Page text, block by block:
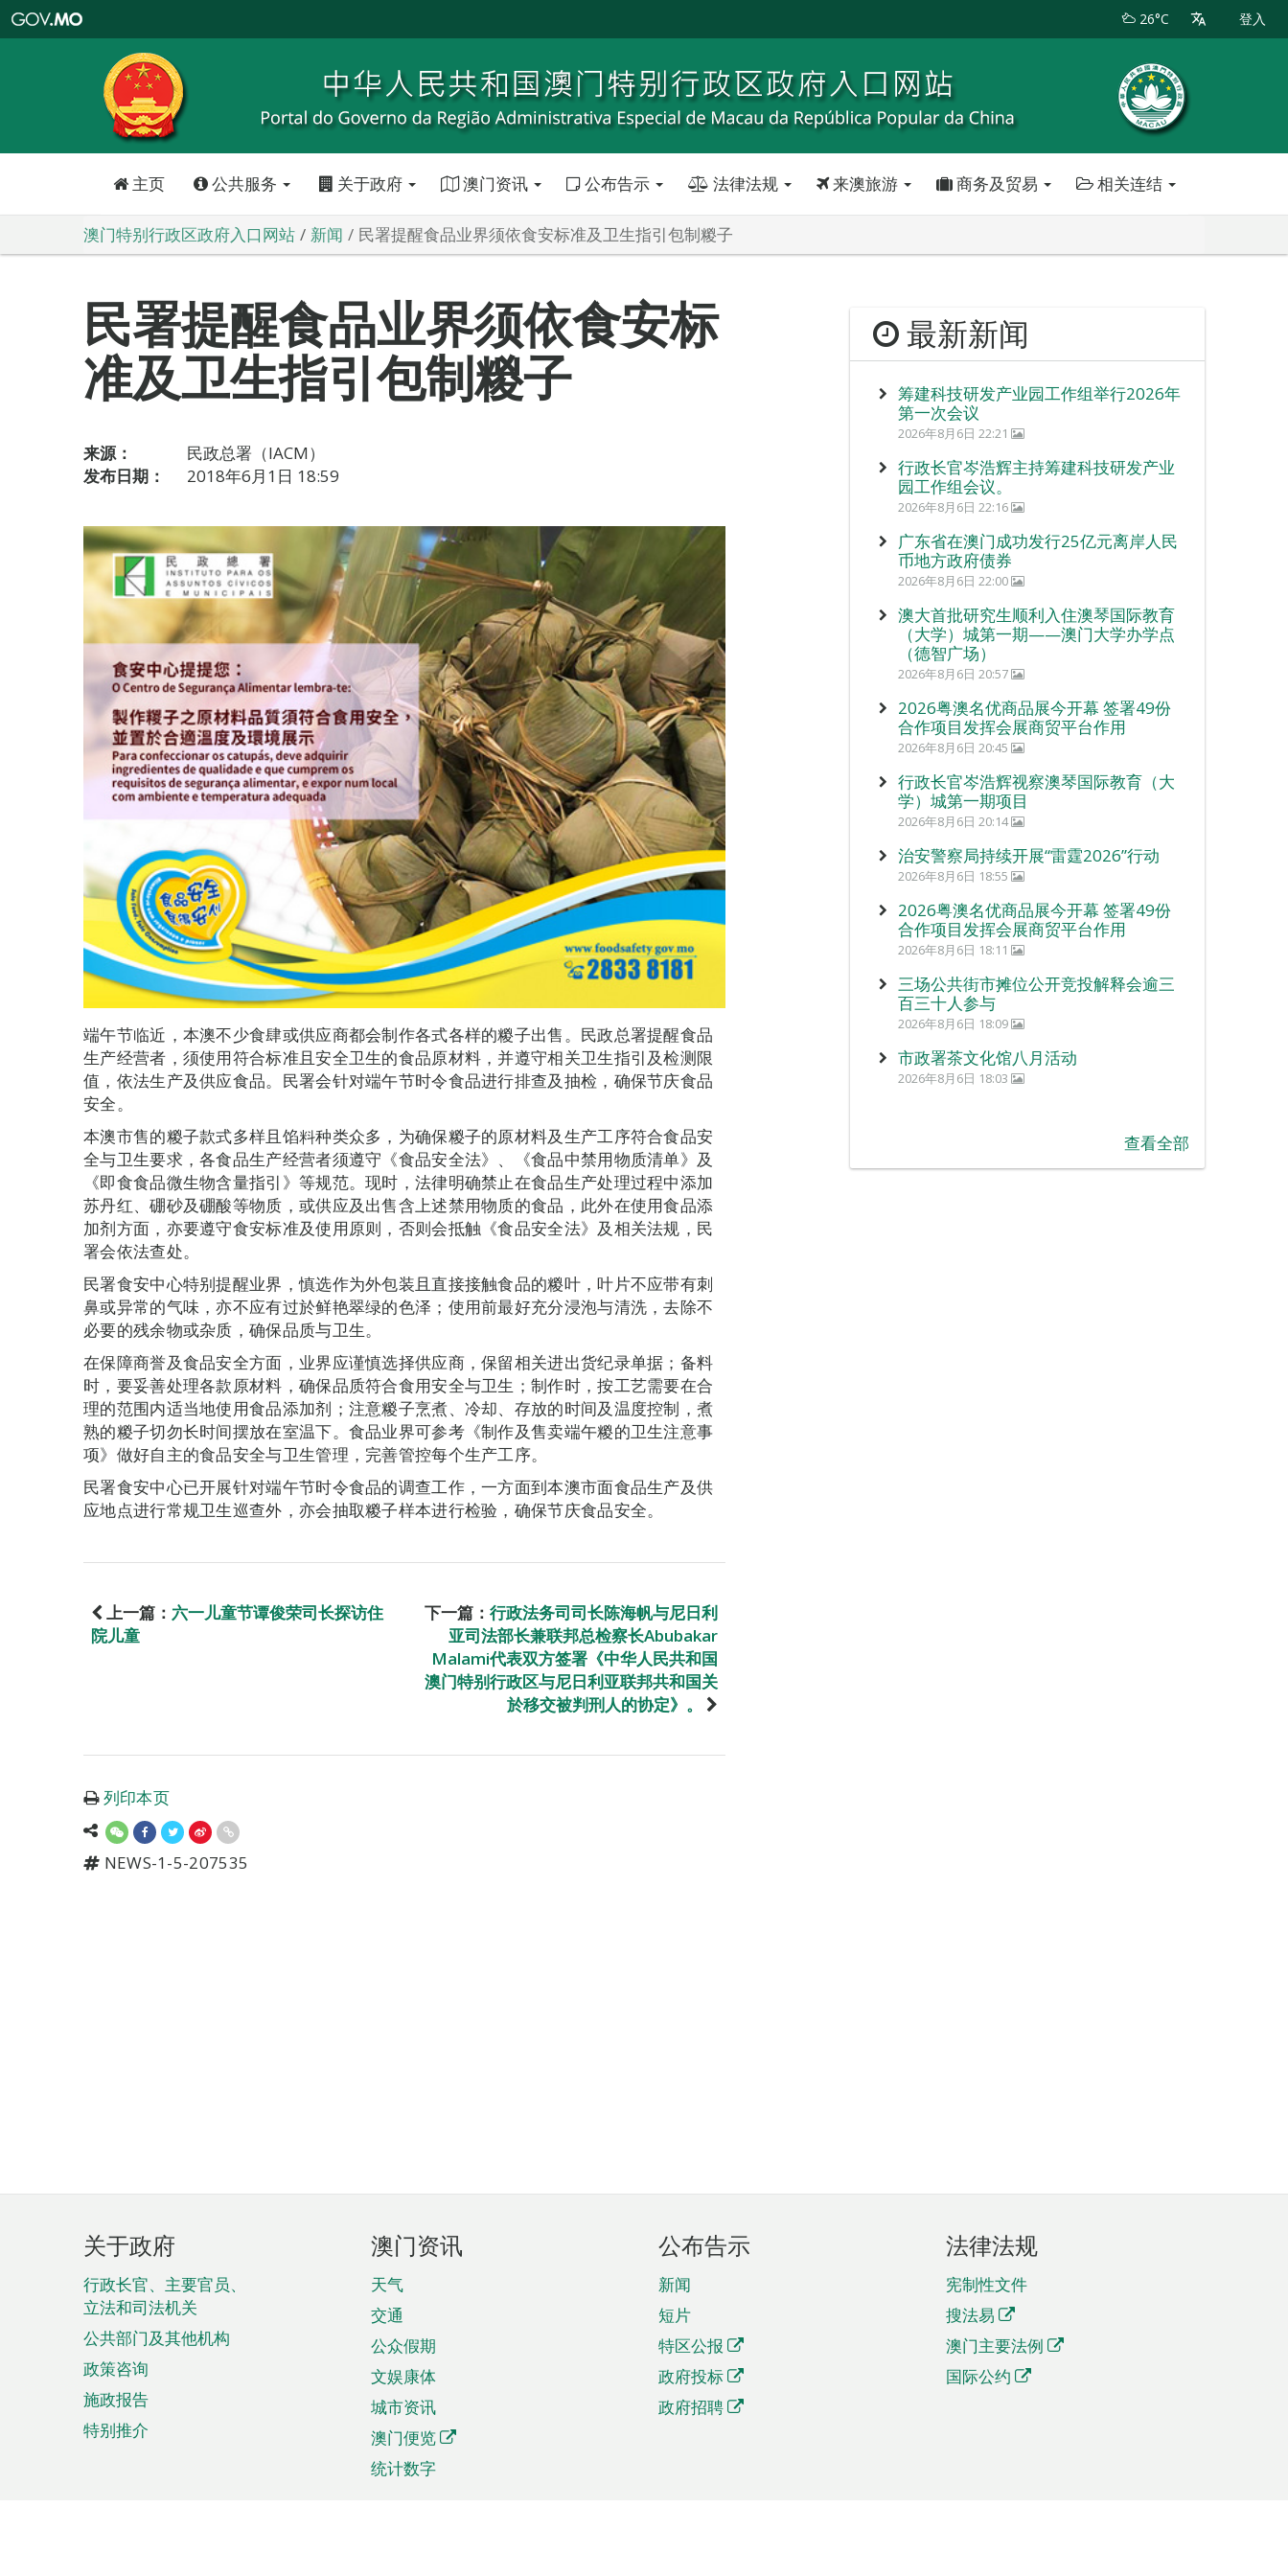
特
政
区
政
口
26°C 登入
主页 公共服务 关于政府 澳门资讯 公布告示 法律法规 来澳旅游 商务及贸易 相关连结
澳门特别行政区政府入口网站 新闻 民署提醒食品业界须依食安标准及卫生指引包制糉子
民署提醒食品业界须依食安标
准及卫生指引包制糉子
来源：
民政总署（IACM）
发布日期：
2018年6月1日 18:59
端午节临近，本澳不少食肆或供应商都会制作各式各样的糉子出售。民政总署提醒食品
生产经营者，须使用符合标准且安全卫生的食品原材料，并遵守相关卫生指引及检测限
值，依法生产及供应食品。民署会针对端午节时令食品进行排查及抽检，确保节庆食品
安全。
本澳市售的糉子款式多样且馅料种类众多，为确保糉子的原材料及生产工序符合食品安
全与卫生要求，各食品生产经营者须遵守《食品安全法》、《食品中禁用物质清单》及
《即食食品微生物含量指引》等规范。现时，法律明确禁止在食品生产处理过程中添加
苏丹红、硼砂及硼酸等物质，或供应及出售含上述禁用物质的食品，此外在使用食品添
加剂方面，亦要遵守食安标准及使用原则，否则会抵触《食品安全法》及相关法规，民
署会依法查处。
民署食安中心特别提醒业界，慎选作为外包装且直接接触食品的糉叶，叶片不应带有刺
鼻或异常的气味，亦不应有过於鲜艳翠绿的色泽；使用前最好充分浸泡与清洗，去除不
必要的残余物或杂质，确保品质与卫生。
在保障商誉及食品安全方面，业界应谨慎选择供应商，保留相关进出货纪录单据；备料
时，要妥善处理各款原材料，确保品质符合食用安全与卫生；制作时，按工艺需要在合
理的范围内适当地使用食品添加剂；注意糉子烹煮、冷却、存放的时间及温度控制，煮
熟的糉子切勿长时间摆放在室温下。食品业界可参考《制作及售卖端午糉的卫生注意事
项》做好自主的食品安全与卫生管理，完善管控每个生产工序。
民署食安中心已开展针对端午节时令食品的调查工作，一方面到本澳市面食品生产及供
应地点进行常规卫生巡查外，亦会抽取糉子样本进行检验，确保节庆食品安全。
上一篇： 六一儿童节谭俊荣司长探访住
院儿童
下一篇： 行政法务司司长陈海帆与尼日利
亚司法部长兼联邦总检察长Abubakar
Malami代表双方签署《中华人民共和国
澳门特别行政区与尼日利亚联邦共和国关
於移交被判刑人的协定》。
列印本页
NEWS-1-5-207535
最新新闻
筹建科技研发产业园工作组举行2026年
第一次会议
2026年8月6日 22:21
行政长官岑浩辉主持筹建科技研发产业
园工作组会议。
2026年8月6日 22:16
广东省在澳门成功发行25亿元离岸人民
币地方政府债券
2026年8月6日 22:00
澳大首批研究生顺利入住澳琴国际教育
（大学）城第一期——澳门大学办学点
（德智广场）
2026年8月6日 20:57
2026粤澳名优商品展今开幕 签署49份
合作项目发挥会展商贸平台作用
2026年8月6日 20:45
行政长官岑浩辉视察澳琴国际教育（大
学）城第一期项目
2026年8月6日 20:14
治安警察局持续开展“雷霆2026”行动
2026年8月6日 18:55
2026粤澳名优商品展今开幕 签署49份
合作项目发挥会展商贸平台作用
2026年8月6日 18:11
三场公共街市摊位公开竞投解释会逾三
百三十人参与
2026年8月6日 18:09
市政署茶文化馆八月活动
2026年8月6日 18:03
查看全部
页
脚
菜
单
关于政府
行政长官、主要官员、
立法和司法机关
公共部门及其他机构
政策咨询
施政报告
特别推介
澳门资讯
天气
交通
公众假期
文娱康体
城市资讯
澳门便览
统计数字
公布告示
新闻
短片
特区公报
政府投标
政府招聘
法律法规
宪制性文件
搜法易
澳门主要法例
国际公约